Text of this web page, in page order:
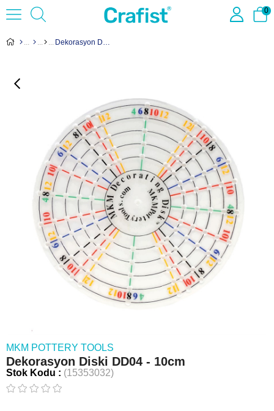
0
Dekorasyon Diski DD04 - 10cm
MKM POTTERY TOOLS
Dekorasyon Diski DD04 - 10cm
Stok Kodu (15353032)